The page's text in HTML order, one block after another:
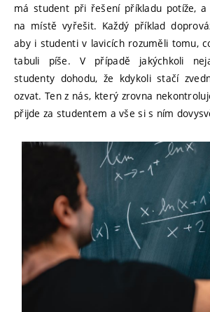
má student při řešení příkladu potíže, a
na místě vyřešit. Každý příklad
aby i studenti v lavicích rozuměli tomu,
tabuli píše. V případě jakýchkoli
studenty dohodu, že kdykoli stačí
ozvat. Ten z nás, který zrovna
přijde za studentem a vše si s ním